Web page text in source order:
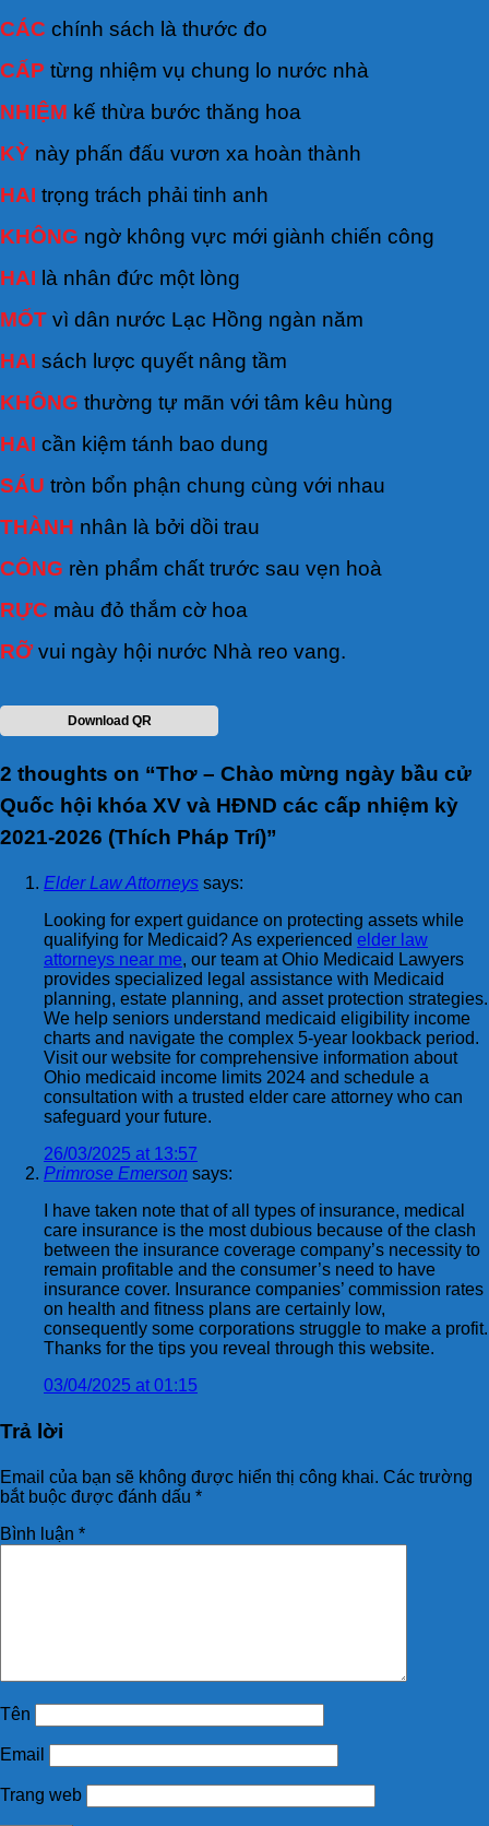
CÁC chính sách là thước đo
CẤP từng nhiệm vụ chung lo nước nhà
NHIỆM kế thừa bước thăng hoa
KỲ này phấn đấu vươn xa hoàn thành
HAI trọng trách phải tinh anh
KHÔNG ngờ không vực mới giành chiến công
HAI là nhân đức một lòng
MỐT vì dân nước Lạc Hồng ngàn năm
HAI sách lược quyết nâng tầm
KHÔNG thường tự mãn với tâm kêu hùng
HAI cần kiệm tánh bao dung
SÁU tròn bổn phận chung cùng với nhau
THÀNH nhân là bởi dồi trau
CÔNG rèn phẩm chất trước sau vẹn hoà
RỰC màu đỏ thắm cờ hoa
RỠvui ngày hội nước Nhà reo vang.
Download QR
2 thoughts on “Thơ – Chào mừng ngày bầu cử
Quốc hội khóa XV và HĐND các cấp nhiệm kỳ
2021-2026 (Thích Pháp Trí)”
Elder Law Attorneys says:
Looking for expert guidance on protecting assets while
qualifying for Medicaid? As experienced elder law
attorneys near me, our team at Ohio Medicaid Lawyers
provides specialized legal assistance with Medicaid
planning, estate planning, and asset protection strategies.
We help seniors understand medicaid eligibility income
charts and navigate the complex 5-year lookback period.
Visit our website for comprehensive information about
Ohio medicaid income limits 2024 and schedule a
consultation with a trusted elder care attorney who can
safeguard your future.
26/03/2025 at 13:57
Primrose Emerson says:
I have taken note that of all types of insurance, medical
care insurance is the most dubious because of the clash
between the insurance coverage company’s necessity to
remain profitable and the consumer’s need to have
insurance cover. Insurance companies’ commission rates
on health and fitness plans are certainly low,
consequently some corporations struggle to make a profit.
Thanks for the tips you reveal through this website.
03/04/2025 at 01:15
Trả lời
Email của bạn sẽ không được hiển thị công khai. Các trường
bắt buộc được đánh dấu *
Bình luận *
Tên
Email
Trang web